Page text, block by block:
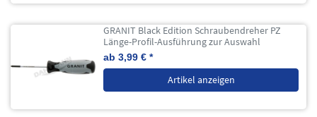
GRANIT Black Edition Schraubendreher PZ
Länge-Profil-Ausführung zur Auswahl
ab 3,99 € *
Artikel anzeigen